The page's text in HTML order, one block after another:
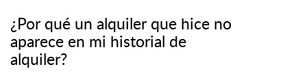
¿Por qué un alquiler que hice no
aparece en mi historial de
alquiler?